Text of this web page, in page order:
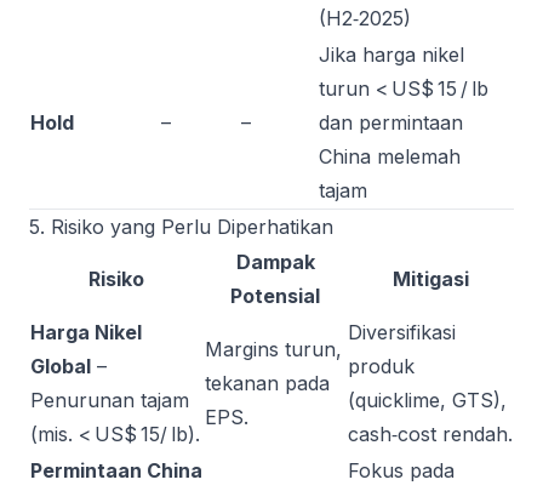
(H2‑2025)
Hold – –
Jika harga nikel
turun < US$ 15 / lb
dan permintaan
China melemah
tajam
5. Risiko yang Perlu Diperhatikan
Risiko
Dampak
Potensial
Mitigasi
Harga Nikel
Global –
Penurunan tajam
(mis. < US$ 15/ lb).
Margins turun,
tekanan pada
EPS.
Diversifikasi
produk
(quicklime, GTS),
cash‑cost rendah.
Permintaan China
Fokus pada